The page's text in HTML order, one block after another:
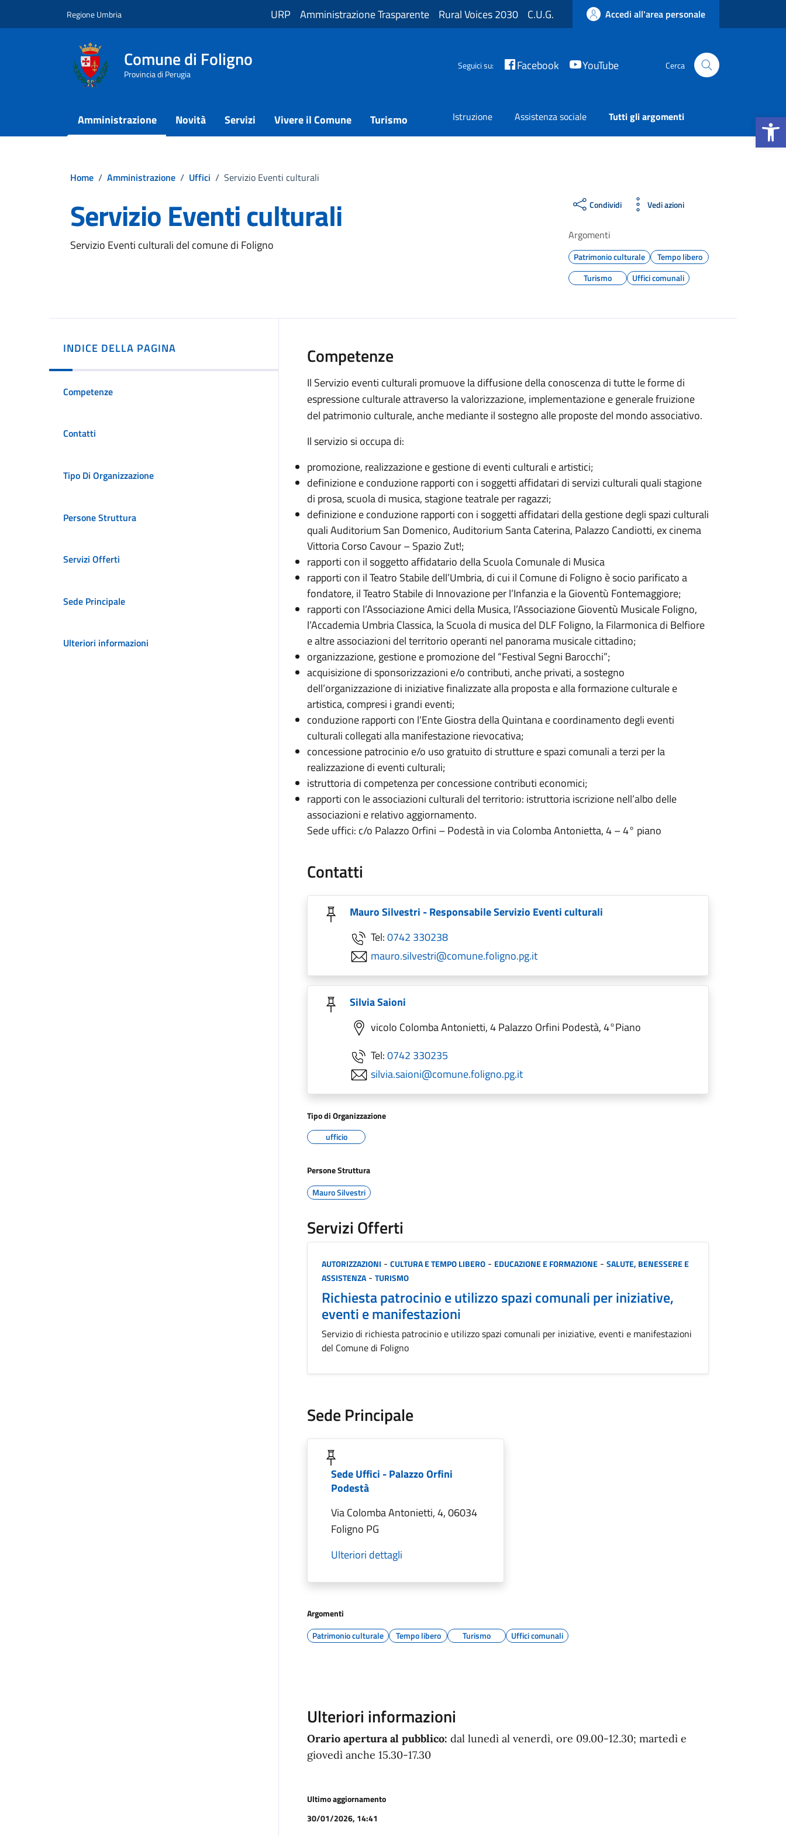
Apri la
Regione Umbria URP Amministrazione Trasparente Rural Voices 2030 C.U.G. Accedi all'area personale
Comune di Foligno
Provincia di Perugia
Seguici su: Facebook YouTube Cerca
Amministrazione Novità Servizi Vivere il Comune Turismo Istruzione Assistenza sociale Tutti gli argomenti
Home / Amministrazione / Uffici / Servizio Eventi culturali
Servizio Eventi culturali
Servizio Eventi culturali del comune di Foligno
Condividi Vedi azioni
Argomenti
Patrimonio culturale
Tempo libero
Turismo
Uffici comunali
INDICE DELLA PAGINA
Competenze
Contatti
Tipo Di Organizzazione
Persone Struttura
Servizi Offerti
Sede Principale
Ulteriori informazioni
Competenze
Il Servizio eventi culturali promuove la diffusione della conoscenza di tutte le forme di
espressione culturale attraverso la valorizzazione, implementazione e generale fruizione
del patrimonio culturale, anche mediante il sostegno alle proposte del mondo associativo.
Il servizio si occupa di:
promozione, realizzazione e gestione di eventi culturali e artistici;
definizione e conduzione rapporti con i soggetti affidatari di servizi culturali quali stagione
di prosa, scuola di musica, stagione teatrale per ragazzi;
definizione e conduzione rapporti con i soggetti affidatari della gestione degli spazi culturali
quali Auditorium San Domenico, Auditorium Santa Caterina, Palazzo Candiotti, ex cinema
Vittoria Corso Cavour – Spazio Zut!;
rapporti con il soggetto affidatario della Scuola Comunale di Musica
rapporti con il Teatro Stabile dell’Umbria, di cui il Comune di Foligno è socio parificato a
fondatore, il Teatro Stabile di Innovazione per l’Infanzia e la Gioventù Fontemaggiore;
rapporti con l’Associazione Amici della Musica, l’Associazione Gioventù Musicale Foligno,
l’Accademia Umbria Classica, la Scuola di musica del DLF Foligno, la Filarmonica di Belfiore
e altre associazioni del territorio operanti nel panorama musicale cittadino;
organizzazione, gestione e promozione del “Festival Segni Barocchi”;
acquisizione di sponsorizzazioni e/o contributi, anche privati, a sostegno
dell’organizzazione di iniziative finalizzate alla proposta e alla formazione culturale e
artistica, compresi i grandi eventi;
conduzione rapporti con l’Ente Giostra della Quintana e coordinamento degli eventi
culturali collegati alla manifestazione rievocativa;
concessione patrocinio e/o uso gratuito di strutture e spazi comunali a terzi per la
realizzazione di eventi culturali;
istruttoria di competenza per concessione contributi economici;
rapporti con le associazioni culturali del territorio: istruttoria iscrizione nell’albo delle
associazioni e relativo aggiornamento.
Sede uffici: c/o Palazzo Orfini – Podestà in via Colomba Antonietta, 4 – 4° piano
Contatti
Mauro Silvestri - Responsabile Servizio Eventi culturali
Tel:0742 330238
mauro.silvestri@comune.foligno.pg.it
Silvia Saioni
vicolo Colomba Antonietti, 4 Palazzo Orfini Podestà, 4°Piano
Tel:0742 330235
silvia.saioni@comune.foligno.pg.it
Tipo di Organizzazione
ufficio
Persone Struttura
Mauro Silvestri
Servizi Offerti
Categoria:
AUTORIZZAZIONI - CULTURA E TEMPO LIBERO - EDUCAZIONE E FORMAZIONE - SALUTE, BENESSERE E
ASSISTENZA - TURISMO
Richiesta patrocinio e utilizzo spazi comunali per iniziative,
eventi e manifestazioni
Servizio di richiesta patrocinio e utilizzo spazi comunali per iniziative, eventi e manifestazioni
del Comune di Foligno
Sede Principale
Sede Uffici - Palazzo Orfini
Podestà
Via Colomba Antonietti, 4, 06034
Foligno PG
Ulteriori dettagli
Argomenti
Patrimonio culturale
Tempo libero Turismo Uffici comunali
Ulteriori informazioni
Orario apertura al pubblico: dal lunedì al venerdì, ore 09.00-12.30; martedì e
giovedì anche 15.30-17.30
Ultimo aggiornamento
30/01/2026, 14:41